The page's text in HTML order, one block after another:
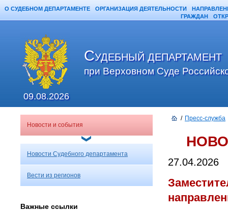
О СУДЕБНОМ ДЕПАРТАМЕНТЕ ОРГАНИЗАЦИЯ ДЕЯТЕЛЬНОСТИ
ГРАЖДАН
/ Пресс-служба
27.04.2026
Новости и события
Новости Судебного департамента
Вести из регионов
Важные ссылки
СУДЕБНЫЙ ДЕПАРТАМЕНТ
при Верховном Суде
09.08.2026